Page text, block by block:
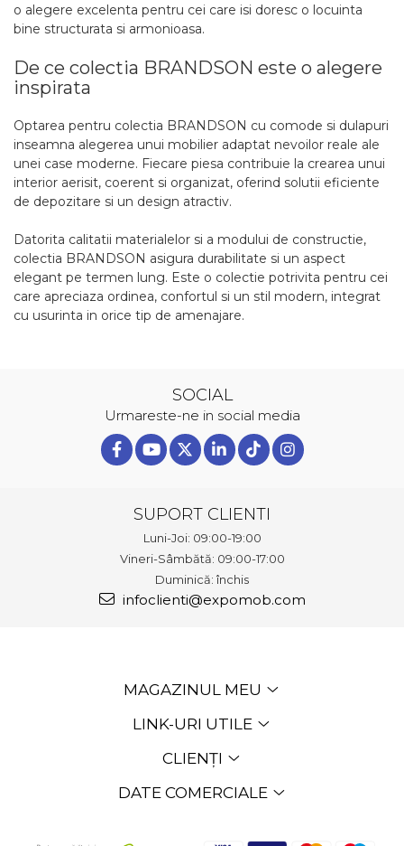
o alegere excelenta pentru cei care isi doresc o locuinta
bine structurata si armonioasa.
De ce colectia BRANDSON este o alegere
inspirata
Optarea pentru colectia BRANDSON cu comode si dulapuri
inseamna alegerea unui mobilier adaptat nevoilor reale ale
unei case moderne. Fiecare piesa contribuie la crearea unui
interior aerisit, coerent si organizat, oferind solutii eficiente
de depozitare si un design atractiv.
Datorita calitatii materialelor si a modului de constructie,
colectia BRANDSON asigura durabilitate si un aspect
elegant pe termen lung. Este o colectie potrivita pentru cei
care apreciaza ordinea, confortul si un stil modern, integrat
cu usurinta in orice tip de amenajare.
SOCIAL
Urmareste-ne in social media
SUPORT CLIENTI
Luni-Joi: 09:00-19:00
Vineri-Sâmbătă: 09:00-17:00
Duminică: închis
infoclienti@expomob.com
MAGAZINUL MEU
LINK-URI UTILE
CLIENȚI
DATE COMERCIALE